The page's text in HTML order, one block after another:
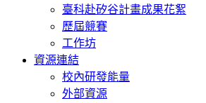
臺科赴矽谷計畫成果花絮
歷屆競賽
工作坊
資源連結
校內研發能量
外部資源